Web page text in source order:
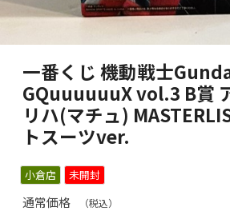
一番くじ 機動戦士
GQuuuuuuX vol.3 B賞
リハ(マチュ)
トスーツver.
小倉店 未開封
通常価格 （税込）